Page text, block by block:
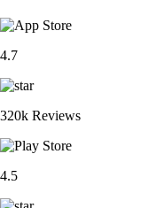
4.7
320k Reviews
4.5